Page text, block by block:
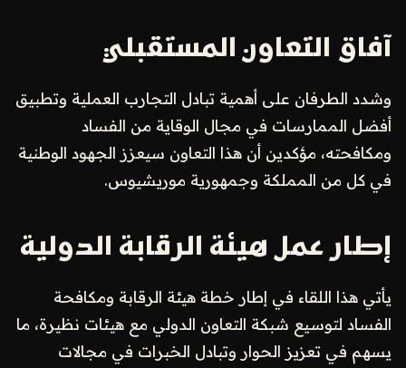
آفاق التعاون المستقبلي
وشدد الطرفان على أهمية تبادل التجارب العملية وتطبيق
أفضل الممارسات في مجال الوقاية من الفساد
ومكافحته، مؤكدين أن هذا التعاون سيعزز الجهود الوطنية
في كل من المملكة وجمهورية موريشيوس.
إطار عمل هيئة الرقابة الدولية
يأتي هذا اللقاء في إطار خطة هيئة الرقابة ومكافحة
الفساد لتوسيع شبكة التعاون الدولي مع هيئات نظيرة، ما
يسهم في تعزيز الحوار وتبادل الخبرات في مجالات